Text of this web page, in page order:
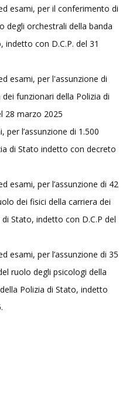
esami, per il conferimento di
degli orchestrali della banda
indetto con D.C.P. del 31
esami, per l'assunzione di
funzionari della Polizia di
28 marzo 2025
l’assunzione di 1.500
di Stato indetto con decreto
esami, per l’assunzione di 42
dei fisici della carriera dei
Stato, indetto con D.C.P del
esami, per l’assunzione di 35
ruolo degli psicologi della
Polizia di Stato, indetto